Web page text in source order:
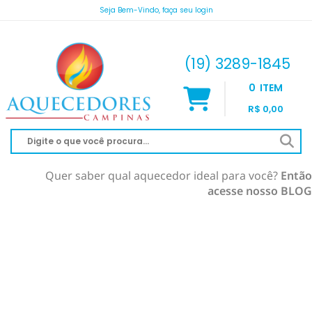
Seja Bem-Vindo, faça seu login
(19) 3289-1845
0 ITEM
R$ 0,00
Quer saber qual aquecedor ideal para você? Então
acesse nosso BLOG